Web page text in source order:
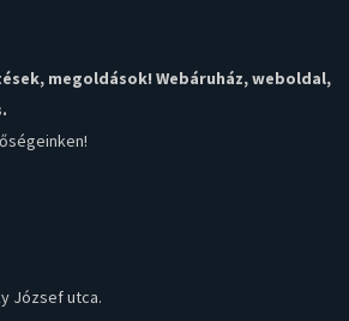
megoldások! Webáruház, weboldal,
József utca.